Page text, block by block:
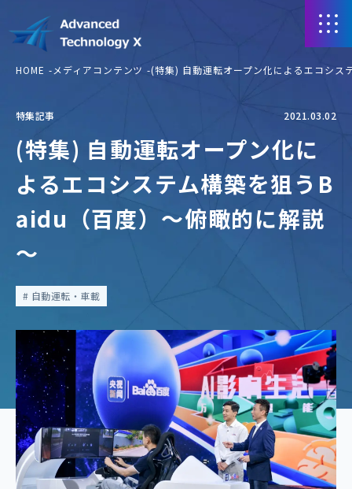
HOME メディアコンテンツ (特集) 自動運転オープン化によるエコシ
特集記事 2021.03.02
(特集) 自動運転オープン化に
よるエコシステム構築を狙うB
aidu（百度）～俯瞰的に解説
～
自動運転・車載